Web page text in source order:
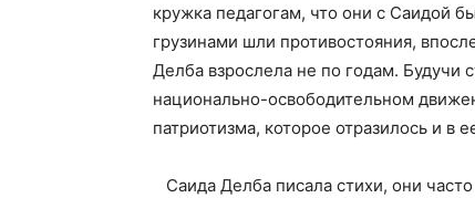
кружка педагогам, что они с Саидой
грузинами шли противостояния,
Делба взрослела не по годам. Будучи
национально-освободительном
патриотизма, которое отразилось и в
Саида Делба писала стихи, они